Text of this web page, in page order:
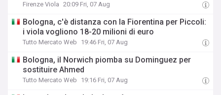
Firenze Viola 20:09 Fri, 07 Aug
Bologna, c'è distanza con la Fiorentina per Piccoli:
i viola vogliono 18-20 milioni di euro
Tutto Mercato Web 19:46 Fri, 07 Aug
Bologna, il Norwich piomba su Dominguez per
sostituire Ahmed
Tutto Mercato Web 19:16 Fri, 07 Aug